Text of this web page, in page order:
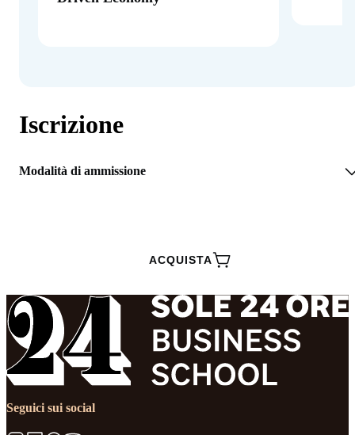
Iscrizione
Modalità di ammissione
ACQUISTA
Seguici sui social